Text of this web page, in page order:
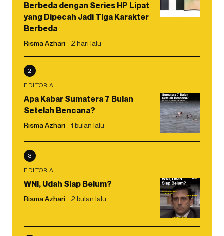
Berbeda dengan Series HP Lipat
yang Dipecah Jadi Tiga Karakter
Berbeda
Risma Azhari 2 hari lalu
2
EDITORIAL
Apa Kabar Sumatera 7 Bulan
Setelah Bencana?
Risma Azhari 1 bulan lalu
3
EDITORIAL
WNI, Udah Siap Belum?
Risma Azhari 2 bulan lalu